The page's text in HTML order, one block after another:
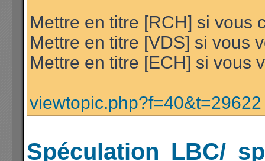
Mettre en titre [RCH] si vous
Mettre en titre [VDS] si vous
Mettre en titre [ECH] si vous
viewtopic.php?f=40&t=29622
Spéculation LBC/